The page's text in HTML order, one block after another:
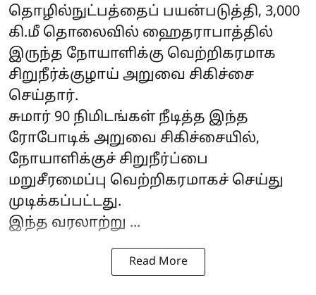
தொழில்நுட்பத்தைப் பயன்படுத்தி, 3,000
கி.மீ தொலைவில் ஹைதராபாத்தில்
இருந்த நோயாளிக்கு வெற்றிகரமாக
சிறுநீர்க்குழாய் அறுவை சிகிச்சை
செய்தார்.
சுமார் 90 நிமிடங்கள் நீடித்த இந்த
ரோபோடிக் அறுவை சிகிச்சையில்,
நோயாளிக்குச் சிறுநீர்ப்பை
மறுசீரமைப்பு வெற்றிகரமாகச் செய்து
முடிக்கப்பட்டது.
இந்த வரலாற்று ...
Read More